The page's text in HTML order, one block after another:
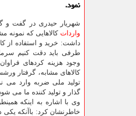
نمود.
شهریار حیدری در گفت و
واردات کالاهایی که نمونه
داشت: خرید و استفاده از
طرفی باید دقت کنیم
وجود هزینه کردهای
کالاهای مشابه، گرفتار
تولید ملی ضربه وارد می
گذار و تولید کننده ما می
وی با اشاره به اینکه
خاطرنشان کرد: باآنکه